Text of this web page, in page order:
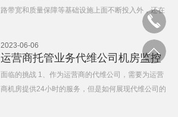
路带宽和质量保障等基础设施上面不断投入外，还在
2023-06-06
运营商托管业务代维公司机房监控
解决方案
面临的挑战 1、作为运营商的代维公司，需要为运营
商机房提供24小时的服务，但是如何展现代维公司的